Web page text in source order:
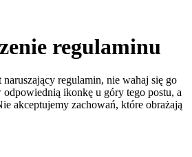
regulaminu
naruszający regulamin, nie wahaj się go
ikonkę u góry tego postu, a
akceptujemy zachowań, które obrażają